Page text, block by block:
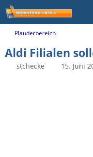
Plauderbereich
Aldi Filialen
stchecke 15. Juni